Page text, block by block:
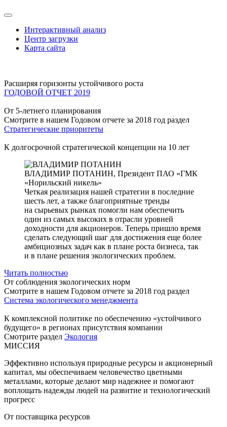
Интерактивный анализ
Центр загрузки
Карта сайта
Расширяя горизонты устойчивого роста
ГОДОВОЙ ОТЧЕТ 2019
От 5-летнего планирования
Смотрите в нашем Годовом отчете за 2018 год раздел
Стратегические приоритеты
К долгосрочной стратегической концепции на 10 лет
ВЛАДИМИР ПОТАНИН, Президент ПАО «ГМК
«Норильский никель»
Четкая реализация нашей стратегии в последние
шесть лет, а также благоприятные тренды
на сырьевых рынках помогли нам обеспечить
один из самых высоких в отрасли уровней
доходности для акционеров. Теперь пришло время
сделать следующий шаг для достижения еще более
амбициозных задач как в плане роста бизнеса, так
и в плане решения экологических проблем.
Читать полностью
От соблюдения экологических норм
Смотрите в нашем Годовом отчете за 2018 год раздел
Система экологического менеджмента
К комплексной политике по обеспечению «устойчивого
будущего» в регионах присутствия компании
Смотрите раздел Экология
МИССИЯ
Эффективно используя природные ресурсы и акционерный
капитал, мы обеспечиваем человечество цветными
металлами, которые делают мир надежнее и помогают
воплощать надежды людей на развитие и технологический
прогресс
От поставщика ресурсов